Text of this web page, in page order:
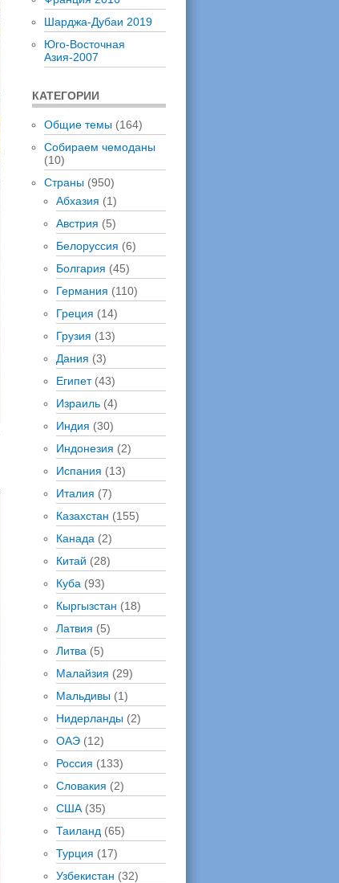
Шарджа-Дубаи 2019
Юго-Восточная
Азия-2007
КАТЕГОРИИ
Общие темы (164)
Собираем чемоданы
(10)
Страны (950)
Абхазия (1)
Австрия (5)
Белоруссия (6)
Болгария (45)
Германия (110)
Греция (14)
Грузия (13)
Дания (3)
Египет(43)
Израиль (4)
Индия (30)
Индонезия (2)
Испания (13)
Италия (7)
Казахстан (155)
Канада (2)
Китай (28)
Куба (93)
Кыргызстан (18)
Латвия (5)
Литва (5)
Малайзия (29)
Мальдивы (1)
Нидерланды (2)
ОАЭ (12)
Россия (133)
Словакия (2)
США (35)
Таиланд (65)
Турция (17)
Узбекистан (32)